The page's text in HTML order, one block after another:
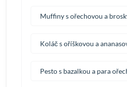
Muffiny s ořechovou a
Koláč s oříškovou a
Pesto s bazalkou a para